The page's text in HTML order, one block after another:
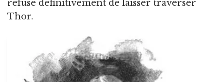
refuse définitivement de laisser traverser
Thor.